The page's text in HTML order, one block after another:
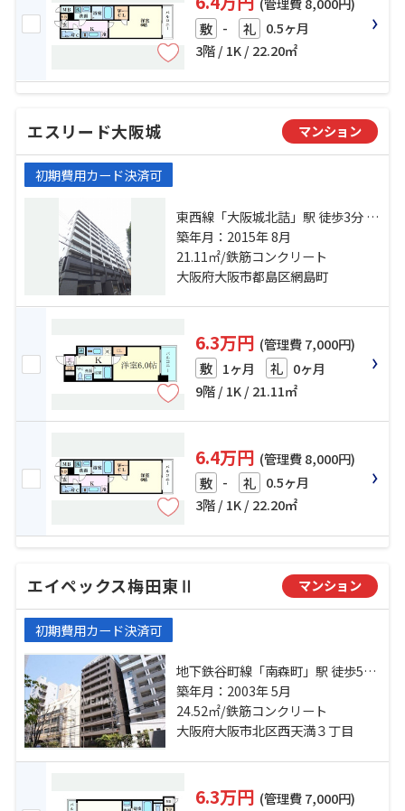
敷 - 礼 0.5ヶ月
3階 / 1K / 22.20㎡
エスリード大阪城 マンション
初期費用カード決済可
東西線「大阪城北詰」駅 徒歩3分 地
下鉄長堀鶴見緑地「大阪ビジネスパ
ーク」駅 徒歩3分 京阪本線「天満
橋」駅 徒歩10分
築年月：2015年 8月
21.11㎡/鉄筋コンクリート
大阪府大阪市都島区網島町
6.3万円 (管理費 7,000円)
敷 1ヶ月 礼 0ヶ月
9階 / 1K / 21.11㎡
6.4万円 (管理費 8,000円)
敷 - 礼 0.5ヶ月
3階 / 1K / 22.20㎡
エイペックス梅田東Ⅱ マンション
初期費用カード決済可
地下鉄谷町線「南森町」駅 徒歩5分
東西線「大阪天満宮」駅 徒歩7分 京
阪本線「北浜」駅 徒歩10分
築年月：2003年 5月
24.52㎡/鉄筋コンクリート
大阪府大阪市北区西天満３丁目
6.3万円 (管理費 7,000円)